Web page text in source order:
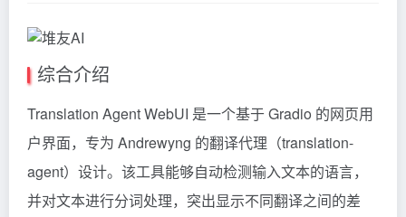
综合介绍
Translation Agent WebUI 是一个基于 Gradio 的网页用
户界面，专为 Andrewyng 的翻译代理（translation-
agent）设计。该工具能够自动检测输入文本的语言，
并对文本进行分词处理，突出显示不同翻译之间的差